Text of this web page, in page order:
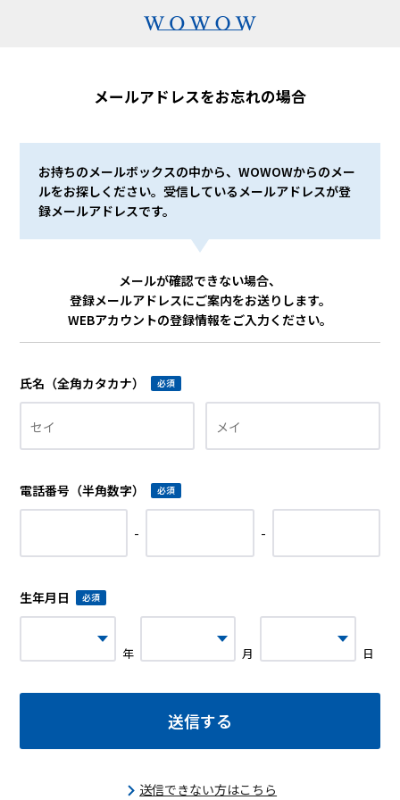
メールアドレスをお忘れの場合
お持ちのメールボックスの中から、WOWOWからのメー
ルをお探しください。受信しているメールアドレスが登
録メールアドレスです。
メールが確認できない場合、
登録メールアドレスにご案内をお送りします。
WEBアカウントの登録情報をご入力ください。
氏名（全角カタカナ） 必須
電話番号（半角数字） 必須
- -
生年月日 必須
年 月 日
送信できない方はこちら